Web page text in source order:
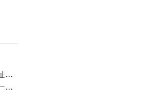
约）
2026年8月萧邦官方维修保养服务站点调整补充定稿（迁址新增）发布
2026年7月萧邦官方售后维修中心及保养点迁址新设补充一览表文件正式公开